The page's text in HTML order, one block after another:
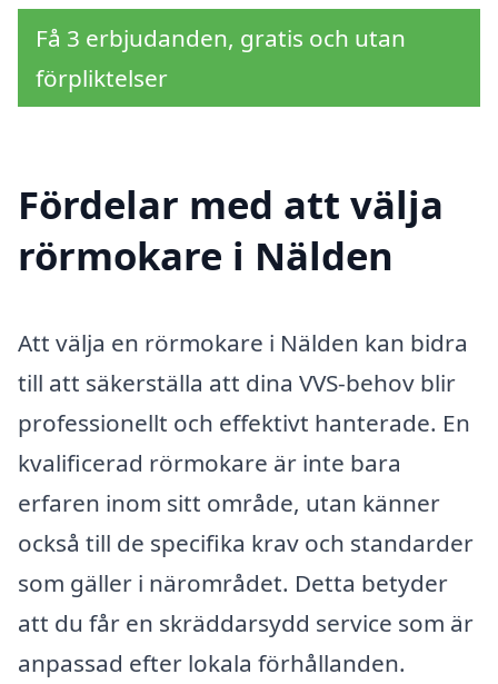
Få 3 erbjudanden, gratis och utan
förpliktelser
Fördelar med att välja
rörmokare i Nälden
Att välja en rörmokare i Nälden kan bidra
till att säkerställa att dina VVS-behov blir
professionellt och effektivt hanterade. En
kvalificerad rörmokare är inte bara
erfaren inom sitt område, utan känner
också till de specifika krav och standarder
som gäller i närområdet. Detta betyder
att du får en skräddarsydd service som är
anpassad efter lokala förhållanden.